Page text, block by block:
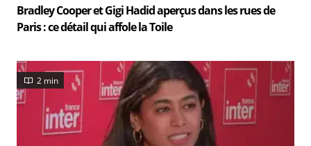
Bradley Cooper et Gigi Hadid aperçus dans les rues de
Paris : ce détail qui affole la Toile
2 min